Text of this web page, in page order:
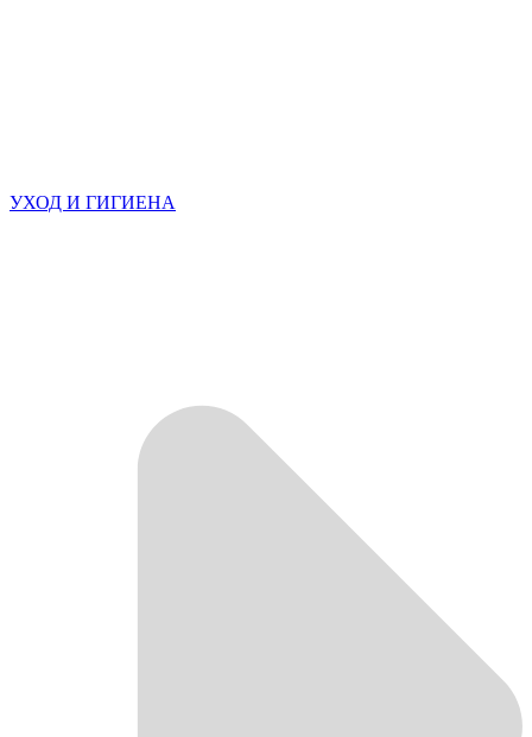
УХОД И ГИГИЕНА